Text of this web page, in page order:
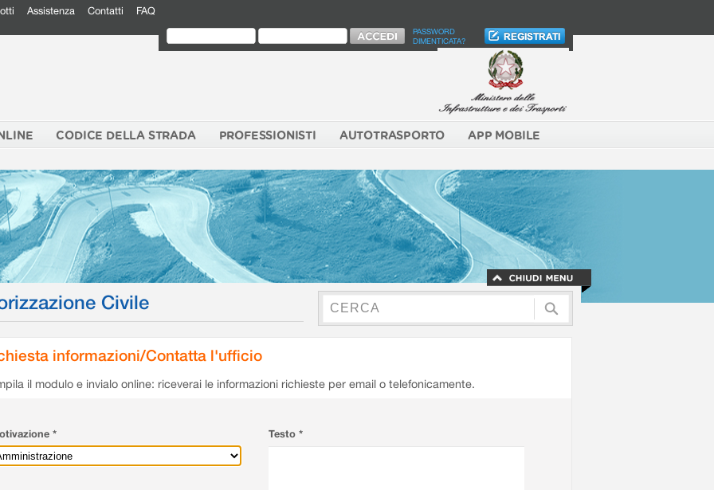
Assistenza Contatti FAQ
PASSWORD
DIMENTICATA?
CODICE DELLA STRADA PROFESSIONISTI AUTOTRASPORTO APP MOBILE
Civile
informazioni/Contatta l'ufficio
il modulo e invialo online: riceverai le informazioni richieste per email o telefonicamente.
* Testo *